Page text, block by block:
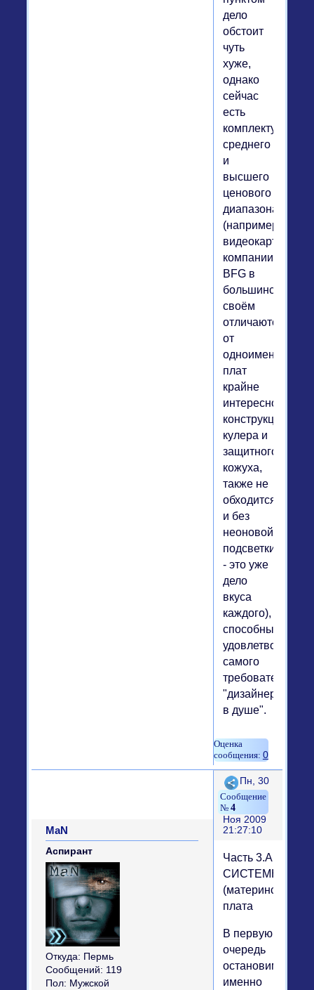
дело
обстоит
чуть
хуже,
однако
сейчас
есть
комплектующие
среднего
и
высшего
ценового
диапазона
(например
видеокарты
компании
BFG в
большинстве
своём
отличаются
от
одноименных
плат
крайне
интересной
конструкцией
кулера и
защитного
кожуха,
также не
обходится
и без
неоновой
подсветки
- это уже
дело
вкуса
каждого),
способные
удовлетворить
самого
требовательного
"дизайнера
в душе".
0
Поделиться
4
Пн, 30
Ноя 2009
21:27:10
MaN
Аспирант
Откуда: Пермь
Сообщений: 119
Пол: Мужской
Часть 3.A
СИСТЕМНАЯ
(материнская)
плата
В первую
очередь
остановимся
именно